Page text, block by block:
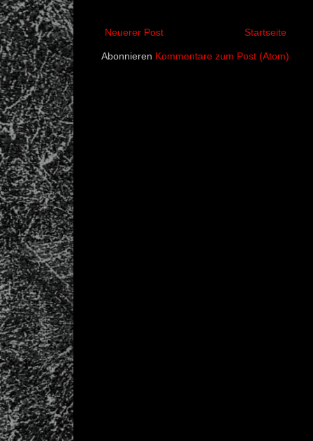
Neuerer Post Startseite
Abonnieren Kommentare zum Post (Atom)